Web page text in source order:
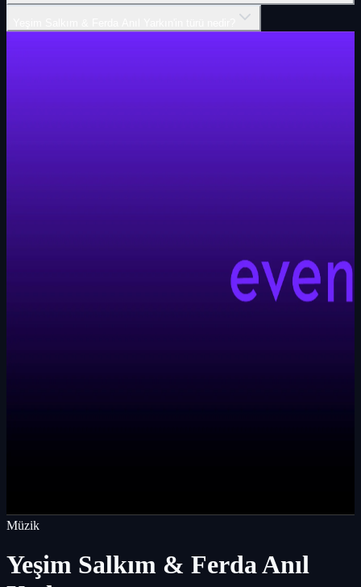
Müzik
Yeşim Salkım & Ferda Anıl